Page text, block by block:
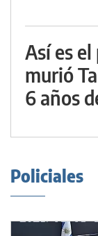
Así es
murió
6 años
Policiales